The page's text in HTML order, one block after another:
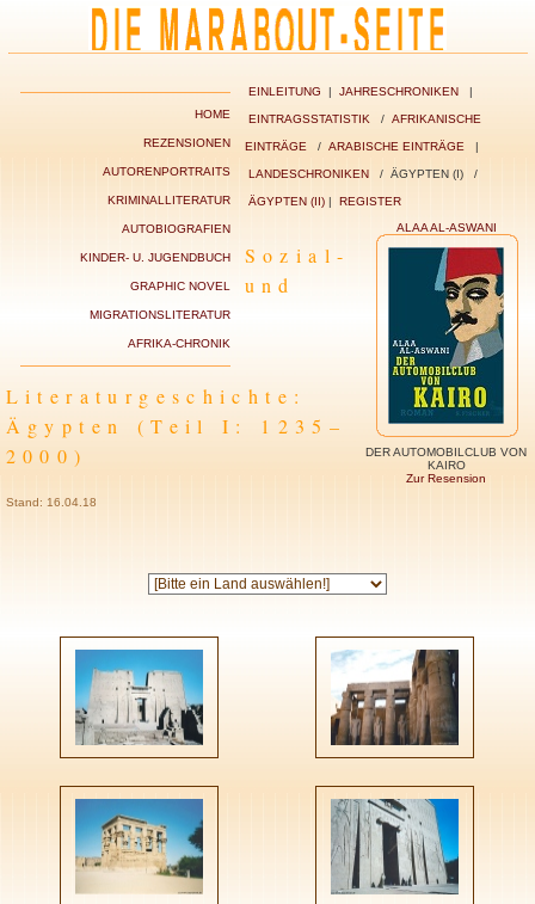
HOME
REZENSIONEN
AUTORENPORTRAITS
KRIMINALLITERATUR
AUTOBIOGRAFIEN
KINDER- U. JUGENDBUCH
GRAPHIC NOVEL
MIGRATIONSLITERATUR
AFRIKA-CHRONIK
EINLEITUNG | JAHRESCHRONIKEN|
EINTRAGSSTATISTIK / AFRIKANISCHE
EINTRÄGE / ARABISCHE EINTRÄGE |
LANDESCHRONIKEN/ ÄGYPTEN (I) /
ÄGYPTEN (II)| REGISTER
ALAA AL-ASWANI
DER AUTOMOBILCLUB VON
KAIRO
Zur Resension
Sozial-
und
Literaturgeschichte:
Ägypten (Teil I: 1235–
2000)
Stand: 16.04.18